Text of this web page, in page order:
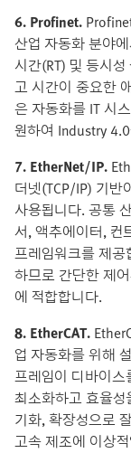
6. Profinet.
산업 자동화 분야
시간(RT) 및 등시
고 시간이 중요한
은 자동화를 IT 시
원하여 Industry
7. EtherNet/IP.
더넷(TCP/IP) 기반
사용됩니다. 공통
서, 액추에이터, 컨
프레임워크를 제공
하므로 간단한 제
에 적합합니다.
8. EtherCAT.
업 자동화를 위해
프레임이 디바이
최소화하고 효율
기화, 확장성으로
고속 제조에 이상